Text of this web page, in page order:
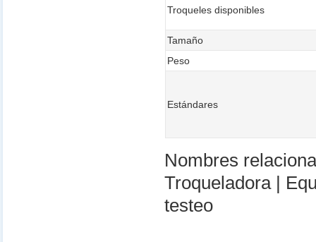
Troqueles disponibles
Tamaño
Peso
Estándares
Nombres
Troqueladora |
testeo